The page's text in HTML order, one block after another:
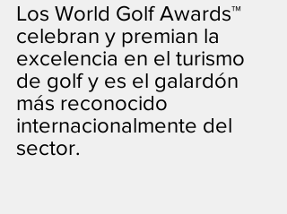
Los World Golf Awards™
celebran y premian la
excelencia en el turismo
de golf y es el galardón
más reconocido
internacionalmente del
sector.